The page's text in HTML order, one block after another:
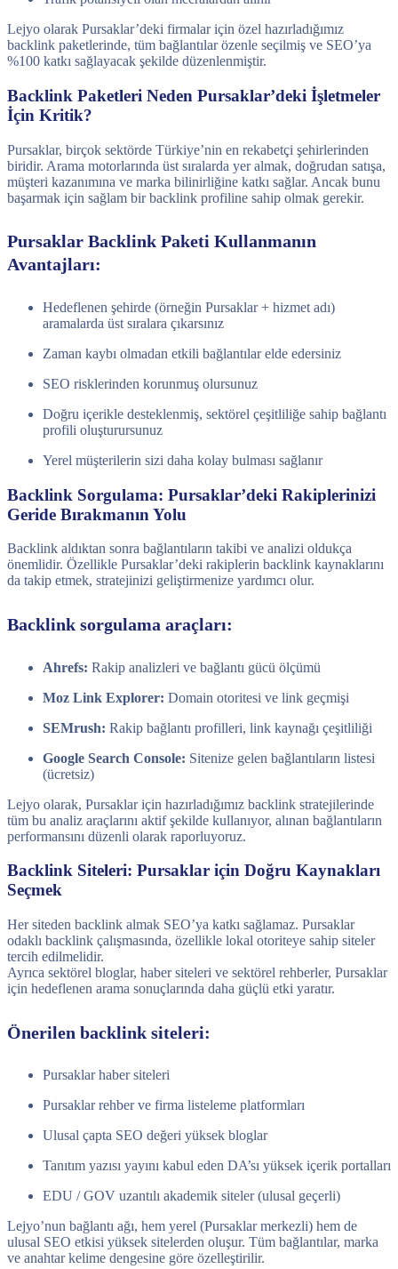
Lejyo olarak Pursaklar’deki firmalar için özel hazırladığımız
backlink paketlerinde, tüm bağlantılar özenle seçilmiş ve SEO’ya
%100 katkı sağlayacak şekilde düzenlenmiştir.
Backlink Paketleri Neden Pursaklar’deki İşletmeler
İçin Kritik?
Pursaklar, birçok sektörde Türkiye’nin en rekabetçi şehirlerinden
biridir. Arama motorlarında üst sıralarda yer almak, doğrudan satışa,
müşteri kazanımına ve marka bilinirliğine katkı sağlar. Ancak bunu
başarmak için sağlam bir backlink profiline sahip olmak gerekir.
Pursaklar Backlink Paketi Kullanmanın
Avantajları:
Hedeflenen şehirde (örneğin Pursaklar + hizmet adı)
aramalarda üst sıralara çıkarsınız
Zaman kaybı olmadan etkili bağlantılar elde edersiniz
SEO risklerinden korunmuş olursunuz
Doğru içerikle desteklenmiş, sektörel çeşitliliğe sahip bağlantı
profili oluşturursunuz
Yerel müşterilerin sizi daha kolay bulması sağlanır
Backlink Sorgulama: Pursaklar’deki Rakiplerinizi
Geride Bırakmanın Yolu
Backlink aldıktan sonra bağlantıların takibi ve analizi oldukça
önemlidir. Özellikle Pursaklar’deki rakiplerin backlink kaynaklarını
da takip etmek, stratejinizi geliştirmenize yardımcı olur.
Backlink sorgulama araçları:
Ahrefs: Rakip analizleri ve bağlantı gücü ölçümü
Moz Link Explorer: Domain otoritesi ve link geçmişi
SEMrush: Rakip bağlantı profilleri, link kaynağı çeşitliliği
Google Search Console: Sitenize gelen bağlantıların listesi
(ücretsiz)
Lejyo olarak, Pursaklar için hazırladığımız backlink stratejilerinde
tüm bu analiz araçlarını aktif şekilde kullanıyor, alınan bağlantıların
performansını düzenli olarak raporluyoruz.
Backlink Siteleri: Pursaklar için Doğru Kaynakları
Seçmek
Her siteden backlink almak SEO’ya katkı sağlamaz. Pursaklar
odaklı backlink çalışmasında, özellikle lokal otoriteye sahip siteler
tercih edilmelidir.
Ayrıca sektörel bloglar, haber siteleri ve sektörel rehberler, Pursaklar
için hedeflenen arama sonuçlarında daha güçlü etki yaratır.
Önerilen backlink siteleri:
Pursaklar haber siteleri
Pursaklar rehber ve firma listeleme platformları
Ulusal çapta SEO değeri yüksek bloglar
Tanıtım yazısı yayını kabul eden DA’sı yüksek içerik portalları
EDU / GOV uzantılı akademik siteler (ulusal geçerli)
Lejyo’nun bağlantı ağı, hem yerel (Pursaklar merkezli) hem de
ulusal SEO etkisi yüksek sitelerden oluşur. Tüm bağlantılar, marka
ve anahtar kelime dengesine göre özelleştirilir.